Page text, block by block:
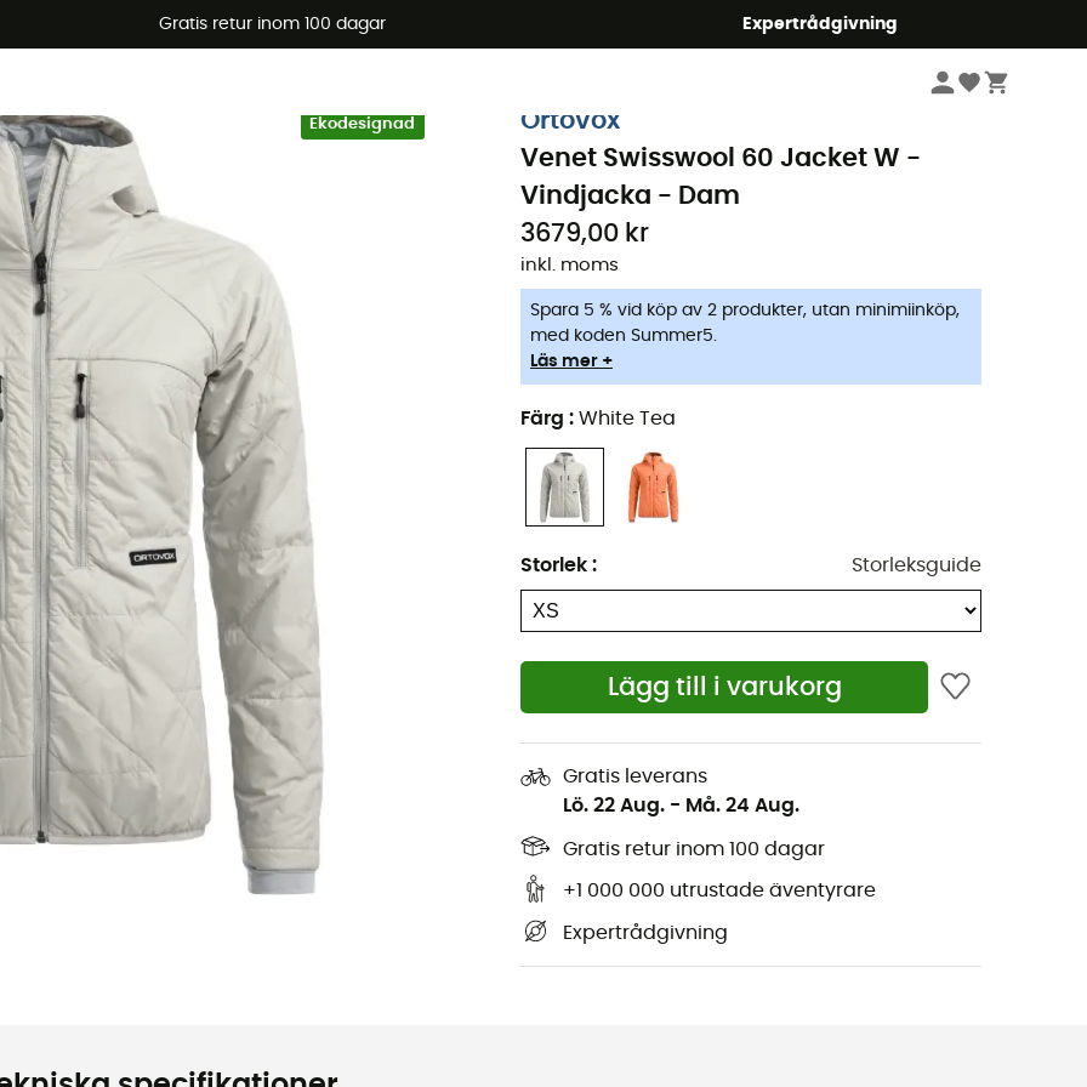
Gratis retur inom 100 dagar Expertrådgivning
🔥 -5 % EXTRA vid köp av 2 produkter* kod Summer5
Ekodesignad
Ortovox
Venet Swisswool 60 Jacket W -
Vindjacka - Dam
3679,00 kr
inkl. moms
Spara 5 % vid köp av 2 produkter, utan minimiinköp,
med koden Summer5.
Läs mer +
Färg : White Tea
Storlek : Storleksguide
Lägg till i varukorg
Gratis leverans
Lö. 22 Aug. - Må. 24 Aug.
Gratis retur inom 100 dagar
+1 000 000 utrustade äventyrare
Expertrådgivning